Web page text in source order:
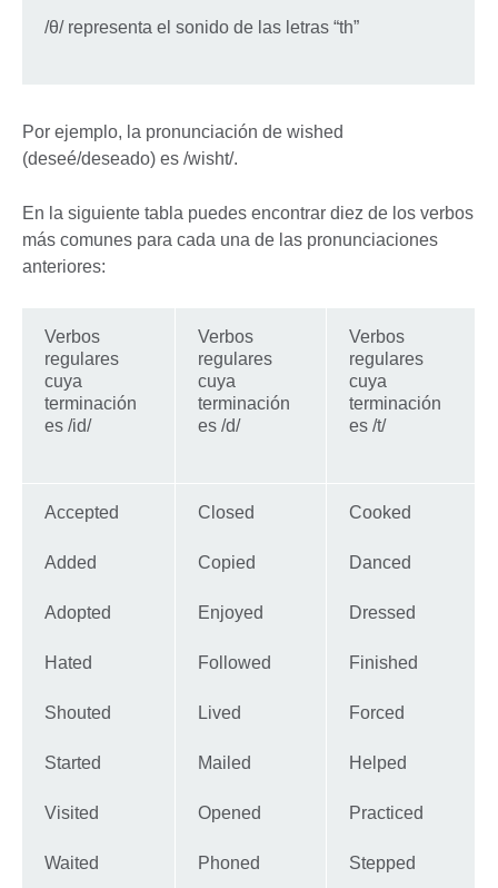
/θ/ representa el sonido de las letras “th”
Por ejemplo, la pronunciación de wished
(deseé/deseado) es /wisht/.
En la siguiente tabla puedes encontrar diez de los verbos
más comunes para cada una de las pronunciaciones
anteriores:
Verbos
regulares
cuya
terminación
es /id/
Verbos
regulares
cuya
terminación
es /d/
Verbos
regulares
cuya
terminación
es /t/
Accepted
Added
Adopted
Hated
Shouted
Started
Visited
Waited
Closed
Copied
Enjoyed
Followed
Lived
Mailed
Opened
Phoned
Cooked
Danced
Dressed
Finished
Forced
Helped
Practiced
Stepped